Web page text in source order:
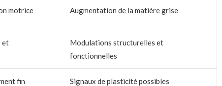
motrice Augmentation de la matière grise
et
Modulations structurelles et
fonctionnelles
fin Signaux de plasticité possibles